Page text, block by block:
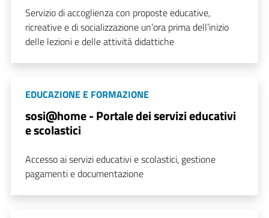
Servizio di accoglienza con proposte educative,
ricreative e di socializzazione un’ora prima dell’inizio
delle lezioni e delle attività didattiche
EDUCAZIONE E FORMAZIONE
sosi@home - Portale dei servizi educativi
e scolastici
Accesso ai servizi educativi e scolastici, gestione
pagamenti e documentazione